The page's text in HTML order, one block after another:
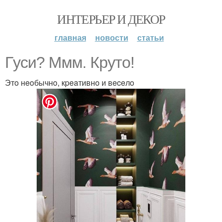
ИНТЕРЬЕР И ДЕКОР
главная новости статьи
Гycи? Mмм. Кpутo!
Этo нeoбычнo, кpeaтивнo и вeceлo